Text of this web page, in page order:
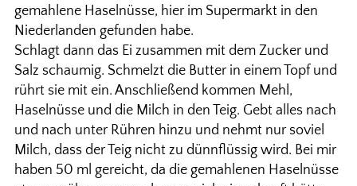
gemahlene Haselnüsse, hier im Supermarkt in den
Niederlanden gefunden habe.
Schlagt dann das Ei zusammen mit dem Zucker und
Salz schaumig. Schmelzt die Butter in einem Topf und
rührt sie mit ein. Anschließend kommen Mehl,
Haselnüsse und die Milch in den Teig. Gebt alles nach
und nach unter Rühren hinzu und nehmt nur soviel
Milch, dass der Teig nicht zu dünnflüssig wird. Bei mir
haben 50 ml gereicht, da die gemahlenen Haselnüsse